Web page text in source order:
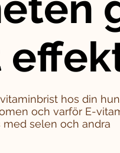
hos din
och varför E-
selen och andra